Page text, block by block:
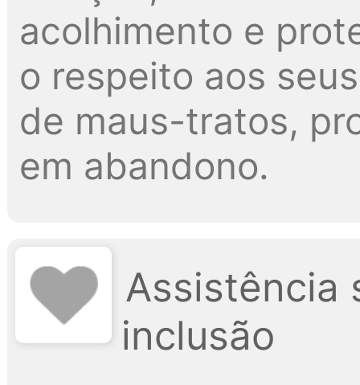
acolhimento e
o respeito aos
de maus-tratos,
em abandono.
Assistência
inclusão